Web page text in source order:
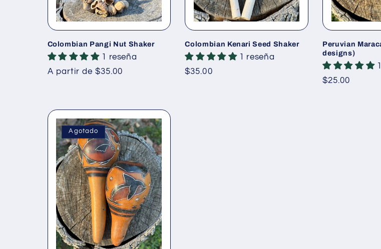
Colombian Pangi Nut Shaker
1 reseña
Precio
A partir de $35.00
Colombian Kenari Seed Shaker
1 reseña
Precio
$35.00
Peruvian
designs)
Precio
$25.00
Agotado